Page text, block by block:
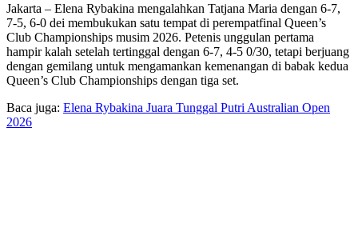
Jakarta – Elena Rybakina mengalahkan Tatjana Maria dengan 6-7,
7-5, 6-0 dei membukukan satu tempat di perempatfinal Queen’s
Club Championships musim 2026. Petenis unggulan pertama
hampir kalah setelah tertinggal dengan 6-7, 4-5 0/30, tetapi berjuang
dengan gemilang untuk mengamankan kemenangan di babak kedua
Queen’s Club Championships dengan tiga set.
Baca juga: Elena Rybakina Juara Tunggal Putri Australian Open
2026